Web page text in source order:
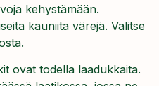
kehystämään.
kauniita värejä. Valitse
ovat todella laadukkaita.